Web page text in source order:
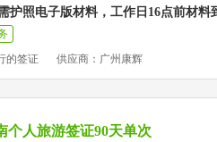
护照电子版材料，工作日16点前材料
的签证 供应商：广州康辉
个人旅游签证90天单次